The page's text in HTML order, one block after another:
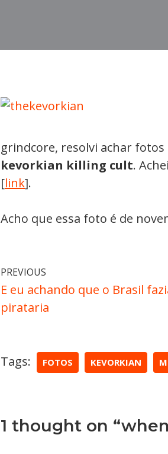
grindcore, resolvi achar
kevorkian killing cult.
[link].
Acho que essa foto é de
PREVIOUS
E eu achando que o Brasil
pirataria
Tags: FOTOS KEVORKIAN
1 thought on